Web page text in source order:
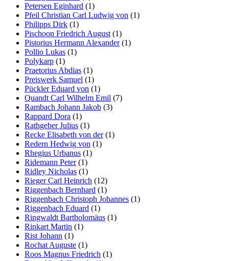
Petersen Eginhard (1)
Pfeil Christian Carl Ludwig von (1)
Philipps Dirk (1)
Pischoon Friedrich August (1)
Pistorius Hermann Alexander(1)
Pollio Lukas (1)
Polykarp (1)
Praetorius Abdias (1)
Preiswerk Samuel (1)
Pückler Eduard von (1)
Quandt Carl Wilhelm Emil (7)
Rambach Johann Jakob (3)
Rappard Dora (1)
Rathgeber Julius (1)
Recke Elisabeth von der(1)
Redern Hedwig von (1)
Rhegius Urbanus (1)
Ridemann Peter(1)
Ridley Nicholas (1)
Rieger Carl Heinrich (12)
Riggenbach Bernhard (1)
Riggenbach Christoph Johannes (1)
Riggenbach Eduard (1)
Ringwaldt Bartholomäus (1)
Rinkart Martin (1)
Rist Johann (1)
Rochat Auguste (1)
Roos Magnus Friedrich (1)